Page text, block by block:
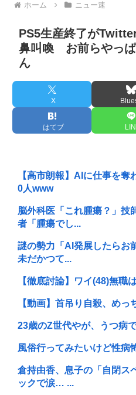
ホーム ニュー速
PS5生産終了が
鼻叫喚 お前らやっ
ん
X
はてブ
【高市朗報】AIに仕事を
0人www
脳外科医「これ腫瘍？」技
者「腫瘍でし...
謎の勢力「AI発展したらお
未だかつて...
【徹底討論】ワイ(48)無職
【動画】首吊り自殺、めっ
23歳のZ世代やが、うつ病
風俗行ってみたいけど性病
倉持由香、息子の「自閉ス
ックで涙… ...